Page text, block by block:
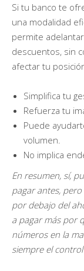
Si tu banco te
una modalidad
permite
descuentos, sin
afectar tu
Simplifica tu
Refuerza tu
Puede
volumen.
No implica
En resumen, sí,
pagar antes,
por debajo del
a pagar más por
números en la
siempre el